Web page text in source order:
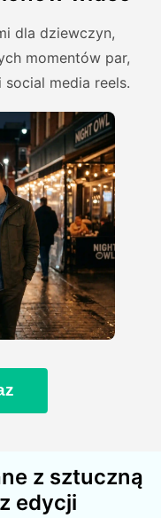
dla dziewczyn,
momentów par,
media reels.
z sztuczną
edycji